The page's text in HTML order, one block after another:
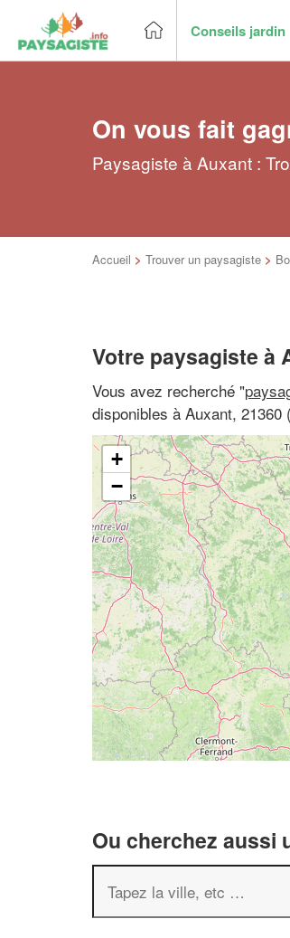
Conseils jardin
On vous fait
Paysagiste à Auxant :
Accueil > Trouver un paysagiste >
Votre paysagiste à
Vous avez recherché "
disponibles à Auxant, 21360
+
−
Ou cherchez aussi